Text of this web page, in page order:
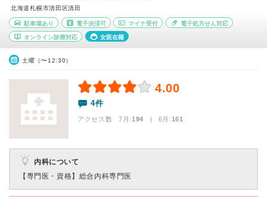
北海道札幌市清田区清田
駐車場あり 電子決済可 マイナ受付 電子処方せん対応
オンライン診療対応 女医在籍
土曜（〜12:30）
4.00
4件
アクセス数 7月:194 | 6月:161
内科について
【専門医・資格】 総合内科専門医